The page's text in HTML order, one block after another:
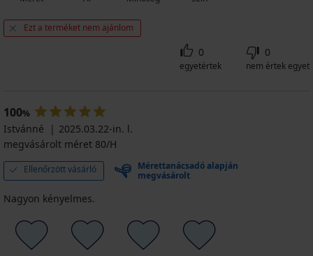
Ezt a terméket nem ajánlom
0
egyetértek
0
nem értek egyet
100%
Istvánné
2025.03.22-in. l.
megvásárolt méret 80/H
Ellenőrzött vásárló
Mérettanácsadó alapján
megvásárolt
Nagyon kényelmes.